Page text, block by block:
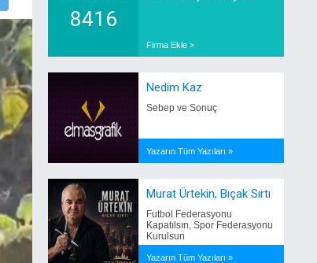
8416
Firma Ekle >
Nedim Kaz
Sebep ve Sonuç
Yazarın Tüm Yazıları »
Murat Ürtekin, Bıçak Sırtı
Futbol Federasyonu
Kapatılsın, Spor Federasyonu
Kurulsun
Yazarın Tüm Yazıları »